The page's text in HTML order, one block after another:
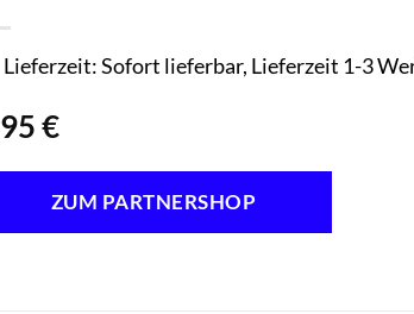
€
Lieferzeit: Sofort lieferbar, Lieferzeit 1-3
ZUM PARTNERSHOP